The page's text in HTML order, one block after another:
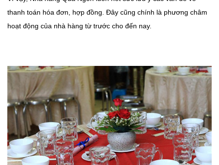
thanh toán hóa đơn, hợp đồng. Đây cũng chính là phương châm
hoạt động của nhà hàng từ trước cho đến nay.